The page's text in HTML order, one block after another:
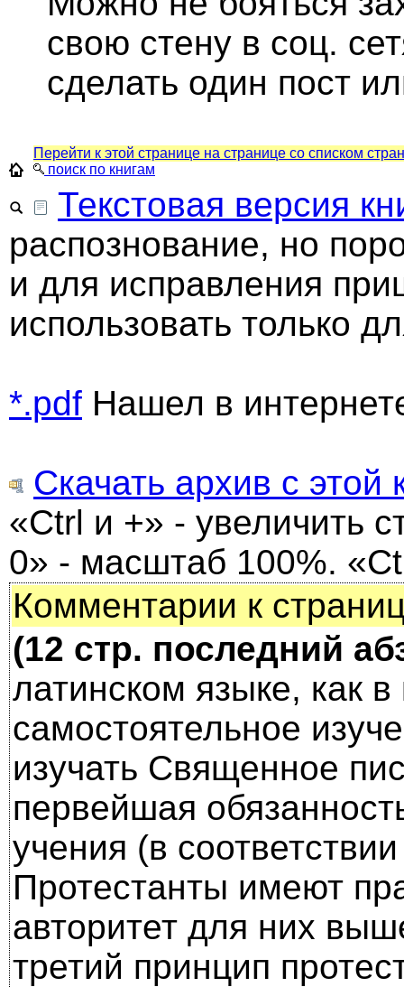
свою стену в соц.
сделать один пост
Перейти к этой странице на странице со списком
поиск по книгам
Текстовая версия
распознование, но
и для исправления
использовать только
*.pdf Нашел в
Скачать архив с этой
«Ctrl и +» - увеличить
0» - масштаб 100%.
Комментарии к
(12 стр. последний
латинском языке, как
самостоятель­ное
изучать Священное
первейшая
учения (в
Протестанты имеют
авторитет для них
третий принцип